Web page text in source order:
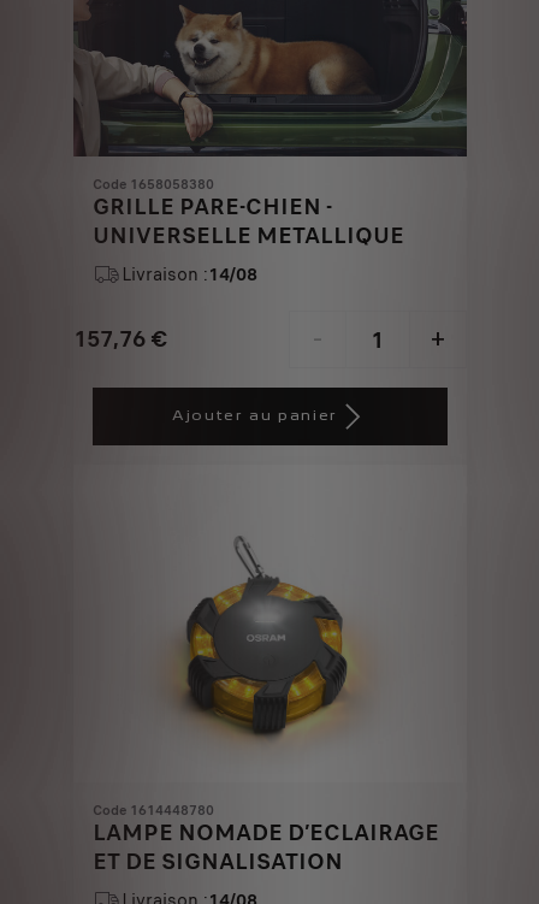
Code 1658058380
GRILLE PARE-CHIEN -
UNIVERSELLE METALLIQUE
Livraison :14/08
157,76 €
Price
- +
Quantity
Ajouter au panier
Code 1614448780
LAMPE NOMADE D’ECLAIRAGE
ET DE SIGNALISATION